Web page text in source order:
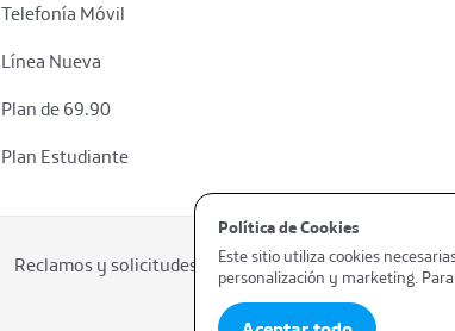
Telefonía Móvil
Línea Nueva
Plan de 69.90
Plan Estudiante
Reclamos y solicitudes en línea Consulta de
Política de Cookies​ ​
Este sitio utiliza cookies
personalización y marketing.